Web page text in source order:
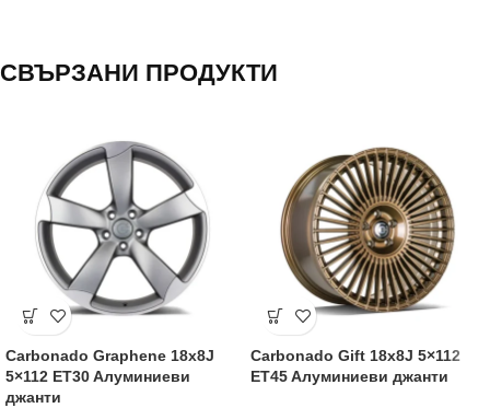
СВЪРЗАНИ ПРОДУКТИ
Carbonado Graphene 18x8J
5×112 ET30 Aлуминиеви
джанти
Carbonado Gift 18x8J 5×112
ET45 Aлуминиеви джанти